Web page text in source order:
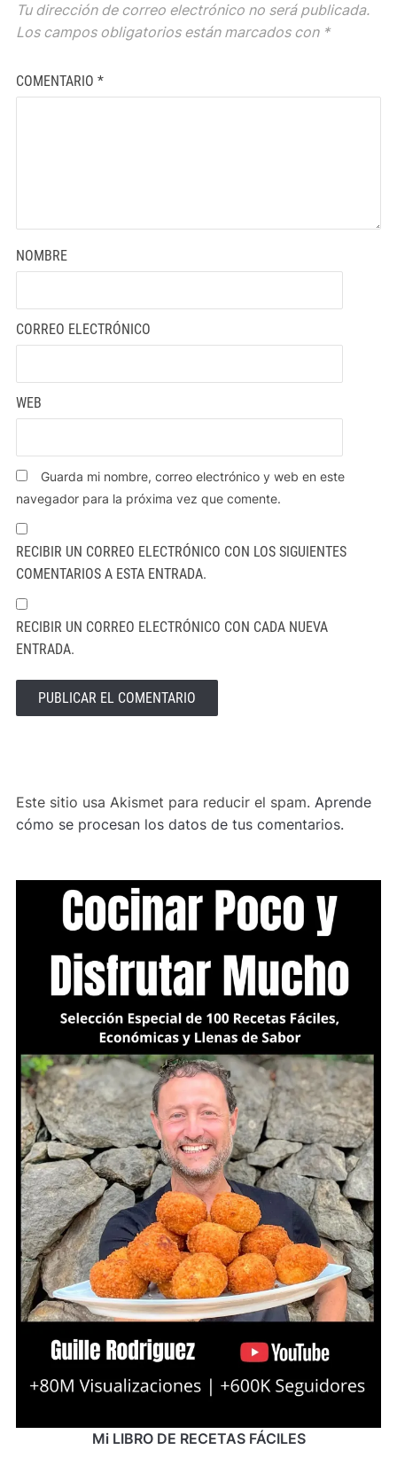
Tu dirección de correo electrónico no será publicada.
Los campos obligatorios están marcados con *
COMENTARIO *
NOMBRE
CORREO ELECTRÓNICO
WEB
Guarda mi nombre, correo electrónico y web en este
navegador para la próxima vez que comente.
RECIBIR UN CORREO ELECTRÓNICO CON LOS SIGUIENTES
COMENTARIOS A ESTA ENTRADA.
RECIBIR UN CORREO ELECTRÓNICO CON CADA NUEVA
ENTRADA.
Este sitio usa Akismet para reducir el spam. Aprende
cómo se procesan los datos de tus comentarios.
Mi LIBRO DE RECETAS FÁCILES